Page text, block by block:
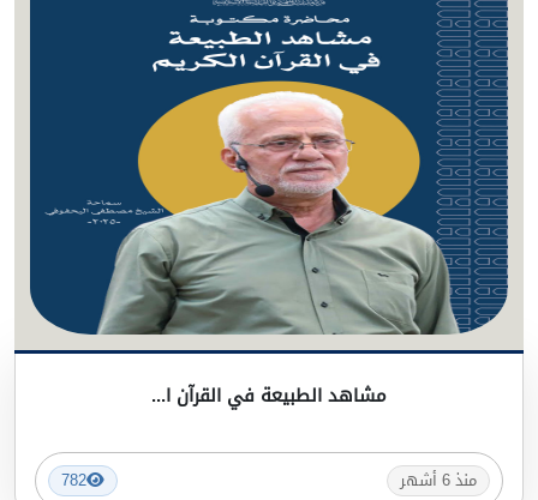
مشاهد الطبيعة في القرآن ا...
منذ 6 أشهر 782